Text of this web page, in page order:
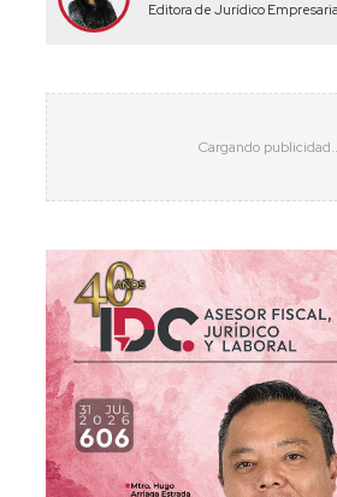
Editora de Jurídico